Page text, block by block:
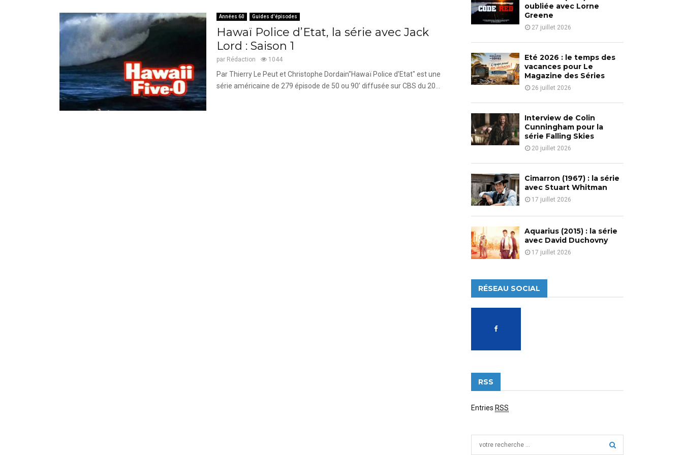
Années 60 Guides d'épisodes
Hawaï Police d’Etat, la série avec Jack
Lord : Saison 1
par Rédaction 1044
Par Thierry Le Peut et Christophe Dordain"Hawaï Police d'Etat" est une
série américaine de 279 épisode de 50 ou 90’ diffusée sur CBS du 20...
o
r
:
H
oubliée avec Lorne
Greene
27 juillet 2026
Eté 2026 : le temps des
vacances pour Le
Magazine des Séries
26 juillet 2026
Interview de Colin
Cunningham pour la
série Falling Skies
20 juillet 2026
Cimarron (1967) : la série
avec Stuart Whitman
17 juillet 2026
Aquarius (2015) : la série
avec David Duchovny
17 juillet 2026
RÉSEAU SOCIAL
RSS
Entries RSS